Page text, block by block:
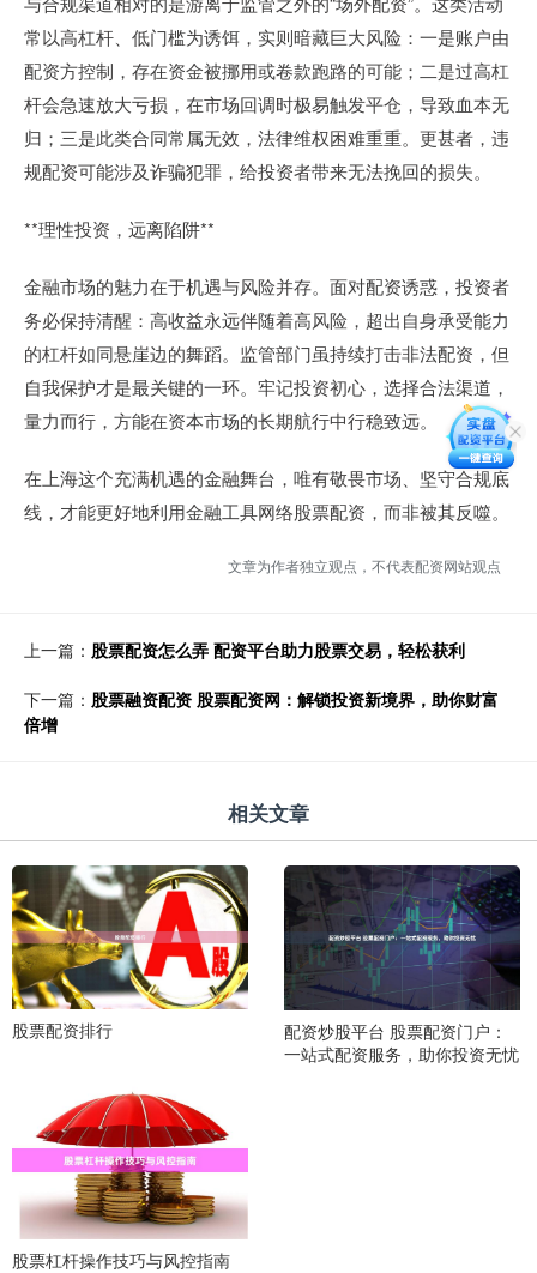
常以高杠杆、低门槛为诱饵，实则暗藏巨大风险：一是账户由
配资方控制，存在资金被挪用或卷款跑路的可能；二是过高杠
杆会急速放大亏损，在市场回调时极易触发平仓，导致血本无
归；三是此类合同常属无效，法律维权困难重重。更甚者，违
规配资可能涉及诈骗犯罪，给投资者带来无法挽回的损失。
**理性投资，远离陷阱**
金融市场的魅力在于机遇与风险并存。面对配资诱惑，投资者
务必保持清醒：高收益永远伴随着高风险，超出自身承受能力
的杠杆如同悬崖边的舞蹈。监管部门虽持续打击非法配资，但
自我保护才是最关键的一环。牢记投资初心，选择合法渠道，
量力而行，方能在资本市场的长期航行中行稳致远。
在上海这个充满机遇的金融舞台，唯有敬畏市场、坚守合规底
线，才能更好地利用金融工具网络股票配资，而非被其反噬。
文章为作者独立观点，不代表配资网站观点
上一篇： 股票配资怎么弄 配资平台助力股票交易，轻松获利
下一篇： 股票融资配资 股票配资网：解锁投资新境界，助你财富
倍增
相关文章
股票配资排行
配资炒股平台 股票配资门户：
一站式配资服务，助你投资无忧
股票杠杆操作技巧与风控指南